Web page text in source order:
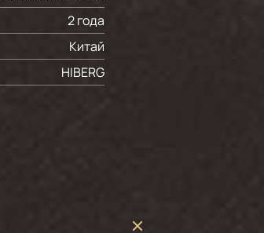
2 года
Китай
HIBERG